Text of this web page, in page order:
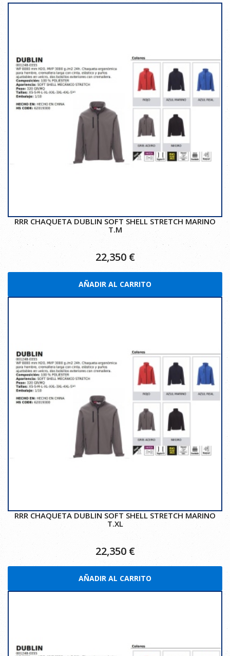
RRR CHAQUETA DUBLIN SOFT SHELL STRETCH MARINO
T.M
22,350 €
AÑADIR AL CARRITO
RRR CHAQUETA DUBLIN SOFT SHELL STRETCH MARINO
T.XL
22,350€
AÑADIR AL CARRITO